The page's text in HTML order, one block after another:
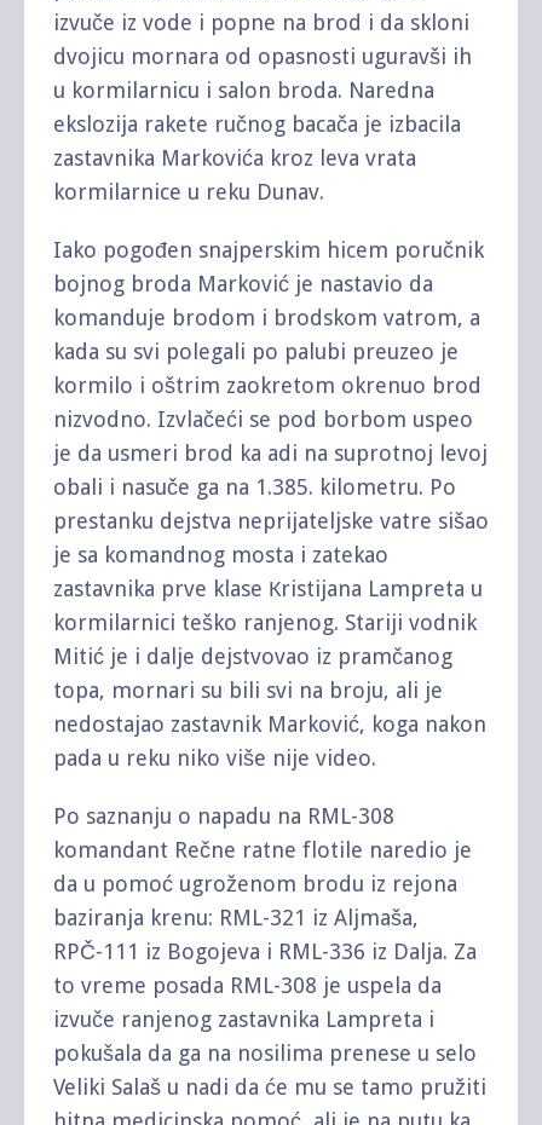
izvuče iz vode i popne na brod i da skloni
dvojicu mornara od opasnosti uguravši ih
u kormilarnicu i salon broda. Naredna
ekslozija rakete ručnog bacača je izbacila
zastavnika Markovića kroz leva vrata
kormilarnice u reku Dunav.
Iako pogođen snajperskim hicem poručnik
bojnog broda Marković je nastavio da
komanduje brodom i brodskom vatrom, a
kada su svi polegali po palubi preuzeo je
kormilo i oštrim zaokretom okrenuo brod
nizvodno. Izvlačeći se pod borbom uspeo
je da usmeri brod ka adi na suprotnoj levoj
obali i nasuče ga na 1.385. kilometru. Po
prestanku dejstva neprijateljske vatre sišao
je sa komandnog mosta i zatekao
zastavnika prve klase Кristijana Lampreta u
kormilarnici teško ranjenog. Stariji vodnik
Mitić je i dalje dejstvovao iz pramčanog
topa, mornari su bili svi na broju, ali je
nedostajao zastavnik Marković, koga nakon
pada u reku niko više nije video.
Po saznanju o napadu na RML-308
komandant Rečne ratne flotile naredio je
da u pomoć ugroženom brodu iz rejona
baziranja krenu: RML-321 iz Aljmaša,
RPČ-111 iz Bogojeva i RML-336 iz Dalja. Za
to vreme posada RML-308 je uspela da
izvuče ranjenog zastavnika Lampreta i
pokušala da ga na nosilima prenese u selo
Veliki Salaš u nadi da će mu se tamo pružiti